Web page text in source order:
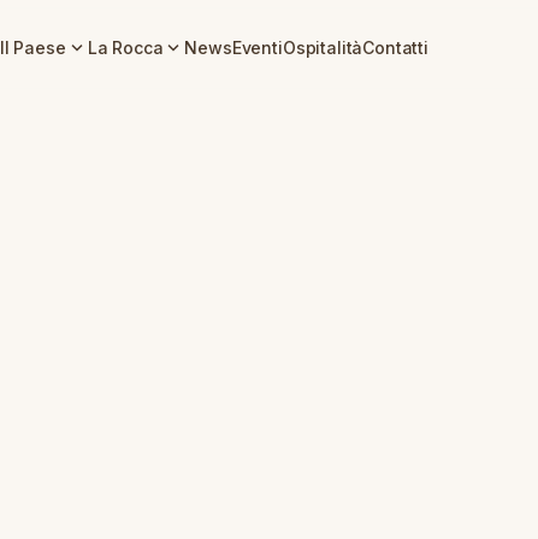
Il Paese expand_more La Rocca expand_more NewsEventiOspitalitàContatti